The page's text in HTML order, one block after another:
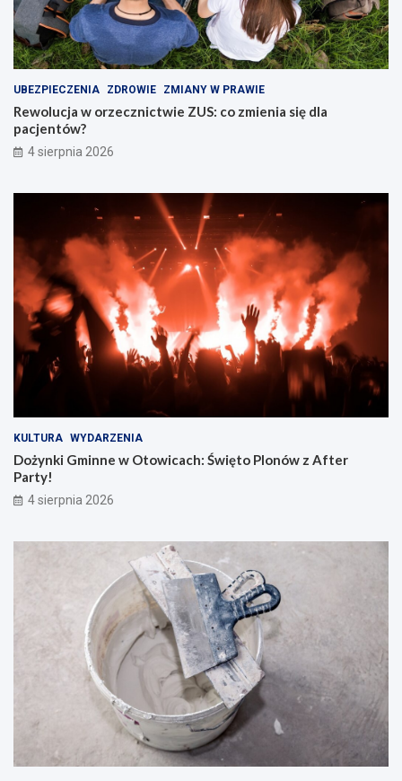
UBEZPIECZENIA ZDROWIE ZMIANY W PRAWIE
Rewolucja w orzecznictwie ZUS: co zmienia się dla
pacjentów?
4 sierpnia 2026
KULTURA WYDARZENIA
Dożynki Gminne w Otowicach: Święto Plonów z After
Party!
4 sierpnia 2026